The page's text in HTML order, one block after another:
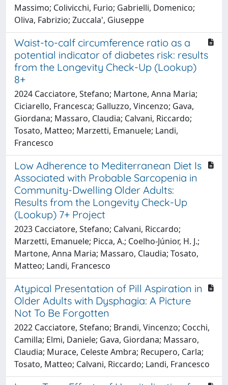
Massimo; Colivicchi, Furio; Gabrielli, Domenico;
Oliva, Fabrizio; Zuccala', Giuseppe
Waist-to-calf circumference ratio as a
potential indicator of diabetes risk: results
from the Longevity Check-Up (Lookup)
8+
2024 Cacciatore, Stefano; Martone, Anna Maria;
Ciciarello, Francesca; Galluzzo, Vincenzo; Gava,
Giordana; Massaro, Claudia; Calvani, Riccardo;
Tosato, Matteo; Marzetti, Emanuele; Landi,
Francesco
Low Adherence to Mediterranean Diet Is
Associated with Probable Sarcopenia in
Community-Dwelling Older Adults:
Results from the Longevity Check-Up
(Lookup) 7+ Project
2023 Cacciatore, Stefano; Calvani, Riccardo;
Marzetti, Emanuele; Picca, A.; Coelho-Júnior, H. J.;
Martone, Anna Maria; Massaro, Claudia; Tosato,
Matteo; Landi, Francesco
Atypical Presentation of Pill Aspiration in
Older Adults with Dysphagia: A Picture
Not To Be Forgotten
2022 Cacciatore, Stefano; Brandi, Vincenzo; Cocchi,
Camilla; Elmi, Daniele; Gava, Giordana; Massaro,
Claudia; Murace, Celeste Ambra; Recupero, Carla;
Tosato, Matteo; Calvani, Riccardo; Landi, Francesco